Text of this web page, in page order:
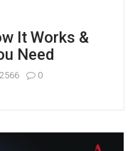
It Works &
Need
2566 0